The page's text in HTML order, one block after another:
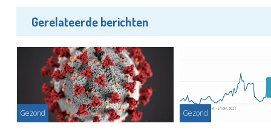
Gerelateerde berichten
Gezond Gezond